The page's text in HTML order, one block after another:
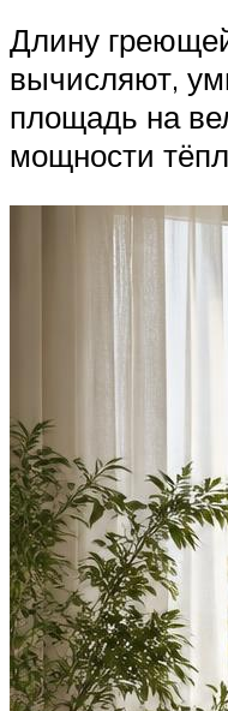
Длину
вычисляют,
площадь на
мощности